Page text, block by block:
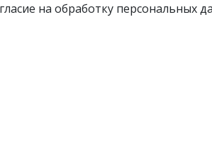
на обработку персональных